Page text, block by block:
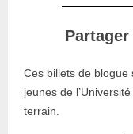
Ces billets de blogue
jeunes de
terrain.